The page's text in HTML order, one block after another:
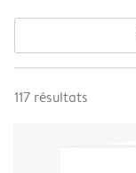
117 résultats